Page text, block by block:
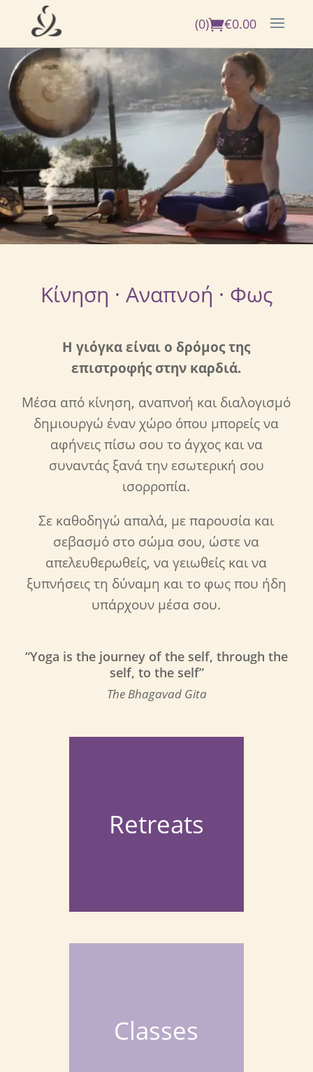
(0) €0.00
Κίνηση · Αναπνοή · Φως
Η γιόγκα είναι ο δρόμος της
επιστροφής στην καρδιά.
Μέσα από κίνηση, αναπνοή και διαλογισμό
δημιουργώ έναν χώρο όπου μπορείς να
αφήνεις πίσω σου το άγχος και να
συναντάς ξανά την εσωτερική σου
ισορροπία.
Σε καθοδηγώ απαλά, με παρουσία και
σεβασμό στο σώμα σου, ώστε να
απελευθερωθείς, να γειωθείς και να
ξυπνήσεις τη δύναμη και το φως που ήδη
υπάρχουν μέσα σου.
“Yoga is the journey of the self, through the
self, to the self”
The Bhagavad Gita
Retreats
Classes